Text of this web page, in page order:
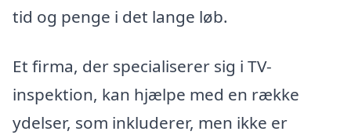
tid og penge i det lange løb.
Et firma, der specialiserer sig i TV-
inspektion, kan hjælpe med en række
ydelser, som inkluderer, men ikke er